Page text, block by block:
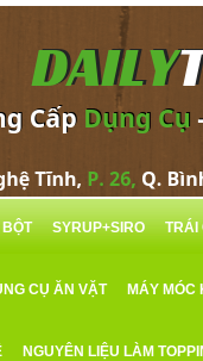
SYRUP+SIRO TRÁI
CỤ ĂN VẶT MÁY MÓC
NGUYÊN LIỆU LÀM